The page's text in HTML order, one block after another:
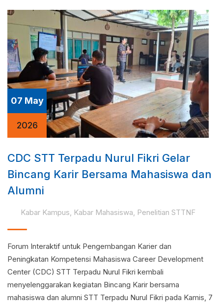
07 May
2026
CDC STT Terpadu Nurul Fikri Gelar
Bincang Karir Bersama Mahasiswa dan
Alumni
Kabar Kampus, Kabar Mahasiswa, Penelitian STTNF
Forum Interaktif untuk Pengembangan Karier dan
Peningkatan Kompetensi Mahasiswa Career Development
Center (CDC) STT Terpadu Nurul Fikri kembali
menyelenggarakan kegiatan Bincang Karir bersama
mahasiswa dan alumni STT Terpadu Nurul Fikri pada Kamis, 7